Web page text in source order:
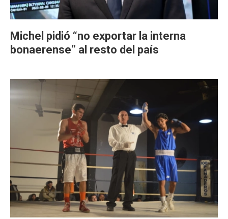
Michel pidió “no exportar la interna
bonaerense” al resto del país